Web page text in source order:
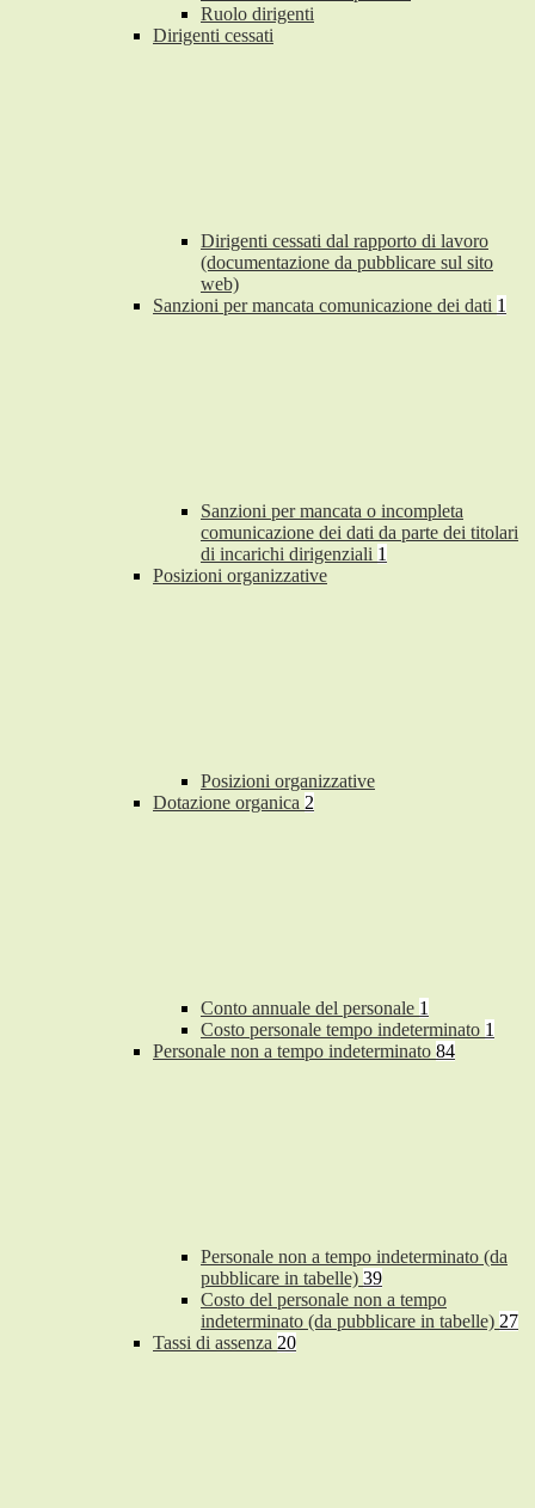
Ruolo dirigenti
Dirigenti cessati
Dirigenti cessati dal rapporto di lavoro
(documentazione da pubblicare sul sito
web)
Sanzioni per mancata comunicazione dei dati 1
Sanzioni per mancata o incompleta
comunicazione dei dati da parte dei titolari
di incarichi dirigenziali 1
Posizioni organizzative
Posizioni organizzative
Dotazione organica 2
Conto annuale del personale 1
Costo personale tempo indeterminato 1
Personale non a tempo indeterminato 84
Personale non a tempo indeterminato (da
pubblicare in tabelle) 39
Costo del personale non a tempo
indeterminato (da pubblicare in tabelle) 27
Tassi di assenza 20